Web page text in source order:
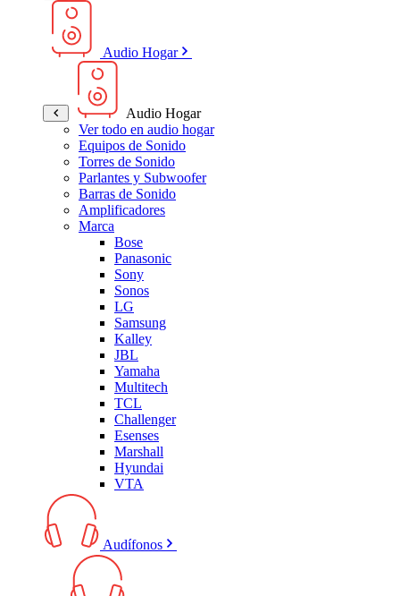
Audio Hogar
Audio Hogar
Ver todo en audio hogar
Equipos de Sonido
Torres de Sonido
Parlantes y Subwoofer
Barras de Sonido
Amplificadores
Marca
Bose
Panasonic
Sony
Sonos
LG
Samsung
Kalley
JBL
Yamaha
Multitech
TCL
Challenger
Esenses
Marshall
Hyundai
VTA
Audífonos